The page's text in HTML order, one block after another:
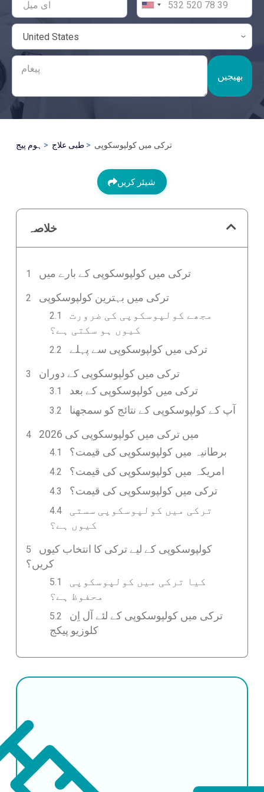
بھیجیں
ہوم پیج طبی علاج ترکی میں کولپوسکوپی
شیئر کریں
خلاصہ
ترکی میں کولپوسکوپی کے بارے میں
ترکی میں بہترین کولپوسکوپی
مجھے کولپوسکوپی کی ضرورت
کیوں ہو سکتی ہے؟
ترکی میں کولپوسکوپی سے پہلے
ترکی میں کولپوسکوپی کے دوران
ترکی میں کولپوسکوپی کے بعد
آپ کے کولپوسکوپی کے نتائج کو سمجھنا
2026 میں ترکی میں کولپوسکوپی کی
برطانیہ میں کولپوسکوپی کی قیمت؟
امریکہ میں کولپوسکوپی کی قیمت؟
ترکی میں کولپوسکوپی کی قیمت؟
ترکی میں کولپوسکوپی سستی
کیوں ہے؟
کولپوسکوپی کے لیے ترکی کا انتخاب کیوں
کریں؟
کیا ترکی میں کولپوسکوپی
محفوظ ہے؟
ترکی میں کولپوسکوپی کے لئے آل اِن
کلوزیو پیکج